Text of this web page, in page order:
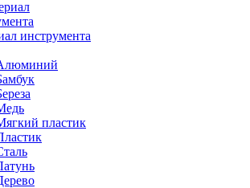
инструмента
пластик